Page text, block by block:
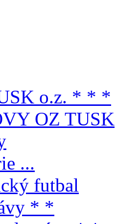
o.z. * * *
OZ TUSK
...
futbal
* *